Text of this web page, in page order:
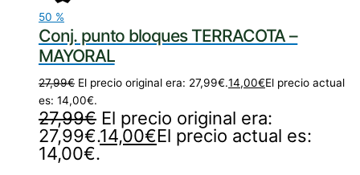
50 %
Conj. punto bloques TERRACOTA –
MAYORAL
27,99€ El precio original era: 27,99€.14,00€El precio actual
es: 14,00€.
27,99€ El precio original era:
27,99€.14,00€El precio actual es:
14,00€.